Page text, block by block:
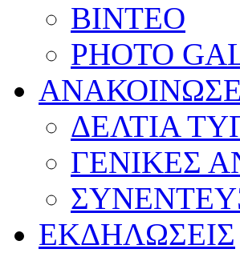
ΒΙΝΤΕΟ
PHOTO
ΔΕΛΤΙΑ
ΓΕΝΙΚΕΣ
ΕΚΔΗΛΩΣΕΙΣ